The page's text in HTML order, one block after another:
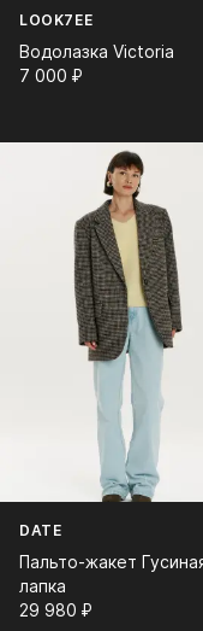
LOOK7EE
Водолазка Victoria
7 000⁠ ⁠₽
DATE
Пальто-жакет
лапка
29 980⁠ ⁠₽